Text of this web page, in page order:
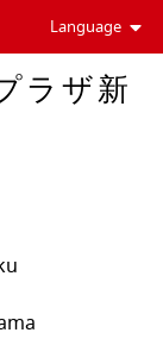
Language
ラザ新